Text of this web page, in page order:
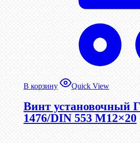
В корзину Quick View
Винт установочный
1476/DIN 553 М12×20